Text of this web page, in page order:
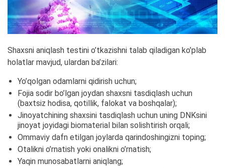
Shaxsni aniqlash testini o’tkazishni talab qiladigan ko’plab
holatlar mavjud, ulardan ba’zilari:
Yo’qolgan odamlarni qidirish uchun;
Fojia sodir bo’lgan joydan shaxsni tasdiqlash uchun
(baxtsiz hodisa, qotillik, falokat va boshqalar);
Jinoyatchining shaxsini tasdiqlash uchun uning DNKsini
jinoyat joyidagi biomaterial bilan solishtirish orqali;
Ommaviy dafn etilgan joylarda qarindoshingizni toping;
Otalikni o’rnatish yoki onalikni o’rnatish;
Yaqin munosabatlarni aniqlang;